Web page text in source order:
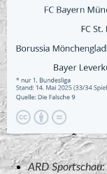
ARD Sportschau: